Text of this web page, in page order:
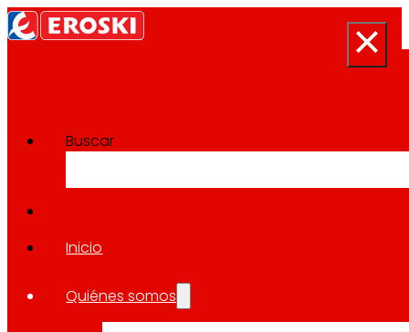
Buscar
Inicio
Quiénes somos
Sala de prensa
Volver a todas las noticias
09.10.2025